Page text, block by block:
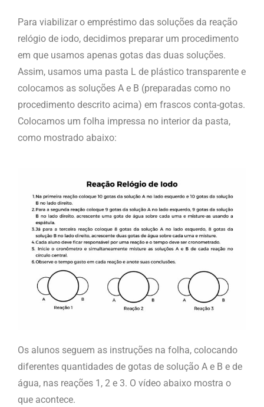
Para viabilizar o empréstimo das soluções da reação
relógio de iodo, decidimos preparar um procedimento
em que usamos apenas gotas das duas soluções.
Assim, usamos uma pasta L de plástico transparente e
colocamos as soluções A e B (preparadas como no
procedimento descrito acima) em frascos conta-gotas.
Colocamos um folha impressa no interior da pasta,
como mostrado abaixo:
Os alunos seguem as instruções na folha, colocando
diferentes quantidades de gotas de solução A e B e de
água, nas reações 1, 2 e 3. O vídeo abaixo mostra o
que acontece.